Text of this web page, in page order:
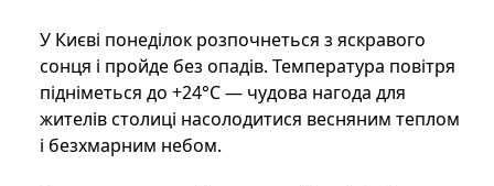
У Києві понеділок розпочнеться з яскравого
сонця і пройде без опадів. Температура повітря
підніметься до +24°C — чудова нагода для
жителів столиці насолодитися весняним теплом
і безхмарним небом.